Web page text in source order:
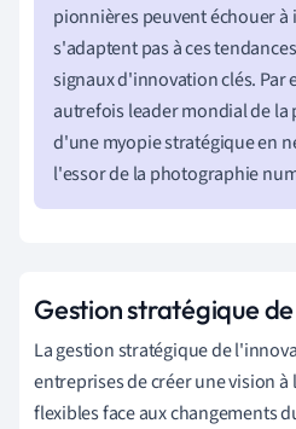
pionnières peuvent échouer à
s'adaptent pas à ces
signaux d'innovation clés. Par
autrefois leader mondial de
d'une myopie stratégique en
l'essor de la photographie
Gestion stratégique
La gestion stratégique de
entreprises de créer une vision
flexibles face aux changements